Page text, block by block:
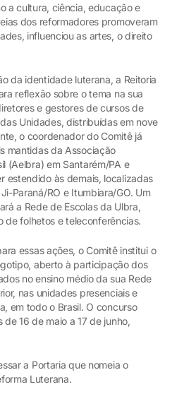
a cultura, ciência, educação e
dos reformadores promoveram
influenciou as artes, o direito
da identidade luterana, a Reitoria
reflexão sobre o tema na sua
e gestores de cursos de
Unidades, distribuídas em nove
o coordenador do Comitê já
mantidas da Associação
(Aelbra) em Santarém/PA e
estendido às demais, localizadas
Paraná/RO e Itumbiara/GO. Um
a Rede de Escolas da Ulbra,
de folhetos e teleconferências.
essas ações, o Comitê institui o
aberto à participação dos
no ensino médio da sua Rede
nas unidades presenciais e
em todo o Brasil. O concurso
16 de maio a 17 de junho,
a Portaria que nomeia o
Luterana.